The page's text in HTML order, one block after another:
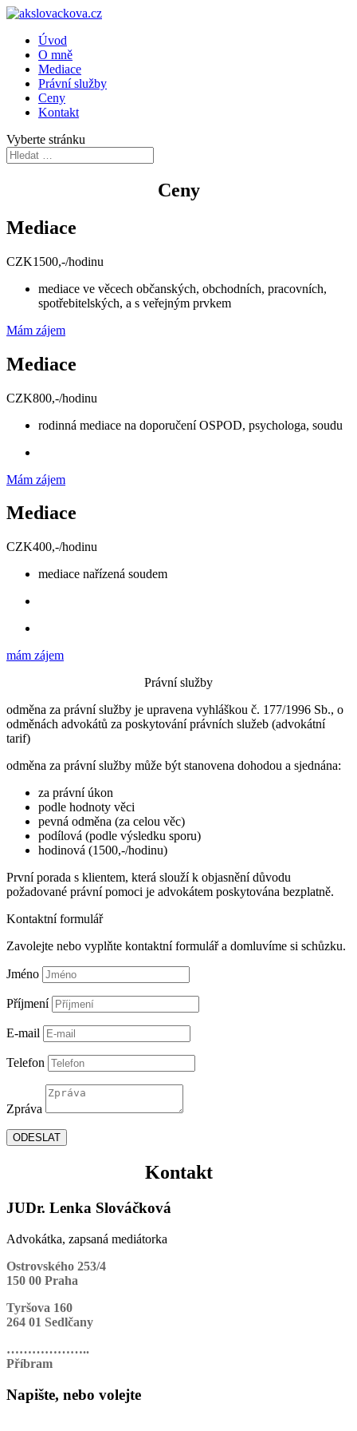
Úvod
O mně
Mediace
Právní služby
Ceny
Kontakt
Vyberte stránku
Ceny
Mediace
CZK1500,-/hodinu
mediace ve věcech občanských, obchodních, pracovních,
spotřebitelských, a s veřejným prvkem
Mám zájem
Mediace
CZK800,-/hodinu
rodinná mediace na doporučení OSPOD, psychologa, soudu
Mám zájem
Mediace
CZK400,-/hodinu
mediace nařízená soudem
mám zájem
Právní služby
odměna za právní služby je upravena vyhláškou č. 177/1996 Sb., o
odměnách advokátů za poskytování právních služeb (advokátní
tarif)
odměna za právní služby může být stanovena dohodou a sjednána:
za právní úkon
podle hodnoty věci
pevná odměna (za celou věc)
podílová (podle výsledku sporu)
hodinová (1500,-/hodinu)
První porada s klientem, která slouží k objasnění důvodu
požadované právní pomoci je advokátem poskytována bezplatně.
Kontaktní formulář
Zavolejte nebo vyplňte kontaktní formulář a domluvíme si schůzku.
Jméno
Příjmení
E-mail
Telefon
Zpráva
ODESLAT
Kontakt
JUDr. Lenka Slováčková
Advokátka, zapsaná mediátorka
Ostrovského 253/4
150 00 Praha
Tyršova 160
264 01 Sedlčany
………………..
Příbram
Napište, nebo volejte